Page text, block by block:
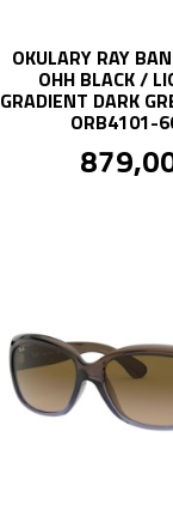
OKULARY RAY
OHH BLACK /
GRADIENT DARK
ORB4101-